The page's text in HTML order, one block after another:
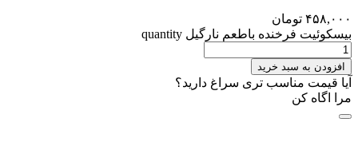
۴۵۸,۰۰۰ تومان
بيسکوئيت فرخنده باطعم نارگیل quantity
افزودن به سبد خرید
آیا قیمت مناسب تری سراغ دارید؟
مرا اگاه کن